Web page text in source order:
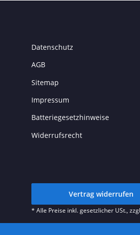
Datenschutz
AGB
Sitemap
Impressum
Batteriegesetzhinweise
Widerrufsrecht
Vertrag widerrufen
* Alle Preise inkl. gesetzlicher USt.,